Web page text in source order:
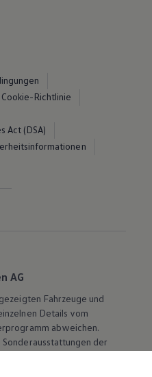
Cookie-Richtlinie
Act (DSA)
AG
Fahrzeuge und
Details vom
abweichen.
der